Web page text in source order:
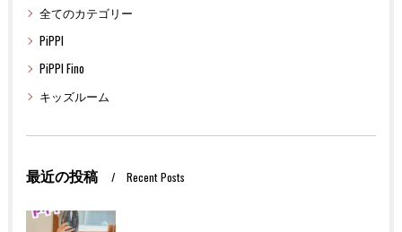
全てのカテゴリー
PiPPI
PiPPI Fino
キッズルーム
最近の投稿 Recent Posts